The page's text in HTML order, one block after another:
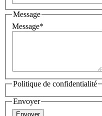
Message
Message*
Politique de confidentialité
Envoyer